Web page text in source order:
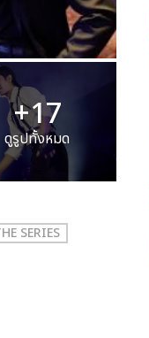
+17
ดูรูปทั้งหมด
SERIES